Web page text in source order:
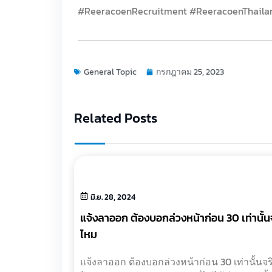
#ReeracoenRecruitment
General Topic กรกฎาคม 25, 2023
Related Posts